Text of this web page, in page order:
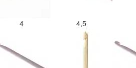
4 4,5